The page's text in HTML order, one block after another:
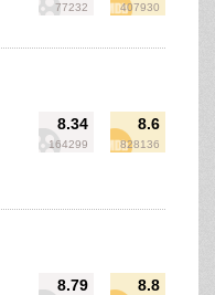
77232 407930
8.34
164299
8.6
828136
8.79 8.8